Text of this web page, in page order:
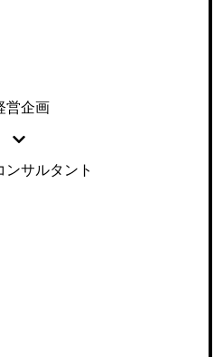
営企画
ンサルタント